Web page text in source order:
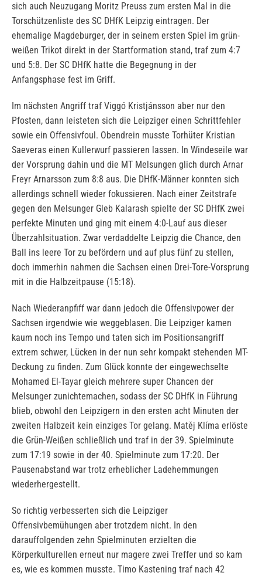
sich auch Neuzugang Moritz Preuss zum ersten Mal in die
Torschützenliste des SC DHfK Leipzig eintragen. Der
ehemalige Magdeburger, der in seinem ersten Spiel im grün-
weißen Trikot direkt in der Startformation stand, traf zum 4:7
und 5:8. Der SC DHfK hatte die Begegnung in der
Anfangsphase fest im Griff.
Im nächsten Angriff traf Viggó Kristjánsson aber nur den
Pfosten, dann leisteten sich die Leipziger einen Schrittfehler
sowie ein Offensivfoul. Obendrein musste Torhüter Kristian
Saeveras einen Kullerwurf passieren lassen. In Windeseile war
der Vorsprung dahin und die MT Melsungen glich durch Arnar
Freyr Arnarsson zum 8:8 aus. Die DHfK-Männer konnten sich
allerdings schnell wieder fokussieren. Nach einer Zeitstrafe
gegen den Melsunger Gleb Kalarash spielte der SC DHfK zwei
perfekte Minuten und ging mit einem 4:0-Lauf aus dieser
Überzahlsituation. Zwar verdaddelte Leipzig die Chance, den
Ball ins leere Tor zu befördern und auf plus fünf zu stellen,
doch immerhin nahmen die Sachsen einen Drei-Tore-Vorsprung
mit in die Halbzeitpause (15:18).
Nach Wiederanpfiff war dann jedoch die Offensivpower der
Sachsen irgendwie wie weggeblasen. Die Leipziger kamen
kaum noch ins Tempo und taten sich im Positionsangriff
extrem schwer, Lücken in der nun sehr kompakt stehenden MT-
Deckung zu finden. Zum Glück konnte der eingewechselte
Mohamed El-Tayar gleich mehrere super Chancen der
Melsunger zunichtemachen, sodass der SC DHfK in Führung
blieb, obwohl den Leipzigern in den ersten acht Minuten der
zweiten Halbzeit kein einziges Tor gelang. Matěj Klíma erlöste
die Grün-Weißen schließlich und traf in der 39. Spielminute
zum 17:19 sowie in der 40. Spielminute zum 17:20. Der
Pausenabstand war trotz erheblicher Ladehemmungen
wiederhergestellt.
So richtig verbesserten sich die Leipziger
Offensivbemühungen aber trotzdem nicht. In den
darauffolgenden zehn Spielminuten erzielten die
Körperkulturellen erneut nur magere zwei Treffer und so kam
es, wie es kommen musste. Timo Kastening traf nach 42